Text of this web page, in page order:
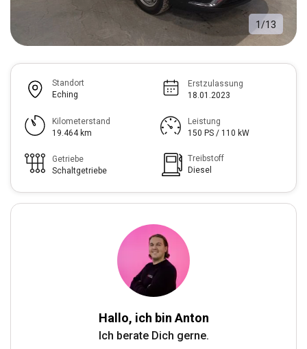
1 /13
Hallo, ich bin Anton
Ich berate Dich gerne.
Standort
Eching
Erstzulassung
18.01.2023
Kilometerstand
19.464 km
Leistung
150 PS / 110 kW
Getriebe
Schaltgetriebe
Treibstoff
Diesel